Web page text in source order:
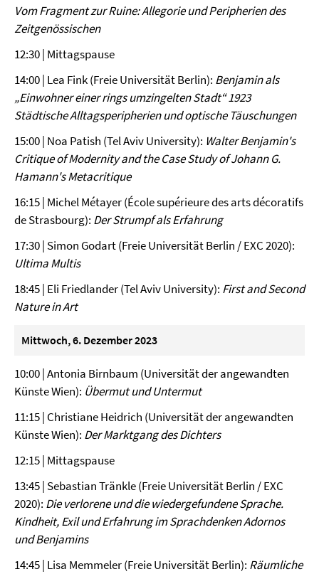
Vom Fragment zur Ruine: Allegorie und Peripherien des
Zeitgenössischen
12:30 | Mittagspause
14:00 | Lea Fink (Freie Universität Berlin): Benjamin als
„Einwohner einer rings umzingelten Stadt“ 1923
Städtische Alltagsperipherien und optische Täuschungen
15:00 | Noa Patish (Tel Aviv University): Walter Benjamin's
Critique of Modernity and the Case Study of Johann G.
Hamann's Metacritique
16:15 | Michel Métayer (École supérieure des arts décoratifs
de Strasbourg): Der Strumpf als Erfahrung
17:30 | Simon Godart (Freie Universität Berlin / EXC 2020):
Ultima Multis
18:45 | Eli Friedlander (Tel Aviv University): First and Second
Nature in Art
Mittwoch, 6. Dezember 2023
10:00 | Antonia Birnbaum (Universität der angewandten
Künste Wien): Übermut und Untermut
11:15 | Christiane Heidrich (Universität der angewandten
Künste Wien): Der Marktgang des Dichters
12:15 | Mittagspause
13:45 | Sebastian Tränkle (Freie Universität Berlin / EXC
2020): Die verlorene und die wiedergefundene Sprache.
Kindheit, Exil und Erfahrung im Sprachdenken Adornos
und Benjamins
14:45 | Lisa Memmeler (Freie Universität Berlin): Räumliche